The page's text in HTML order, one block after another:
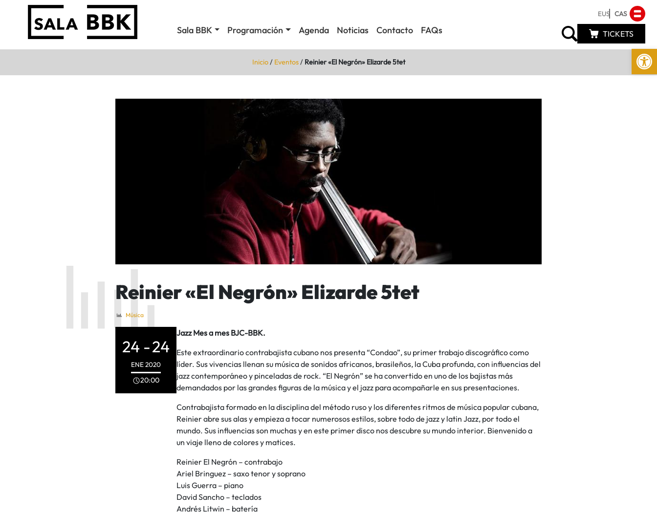
Abrir
Sala BBK Programación Agenda Noticias Contacto FAQs
EUS CAS
TICKETS
Inicio/ Eventos/ Reinier «El Negrón» Elizarde 5tet
Reinier «El Negrón» Elizarde 5tet
Música
24 -24
ENE2020
20:00
Jazz Mes a mes BJC-BBK.
Este extraordinario contrabajista cubano nos presenta “Condao”, su primer trabajo discográfico como
líder. Sus vivencias llenan su música de sonidos africanos, brasileños, la Cuba profunda, con influencias del
jazz contemporáneo y pinceladas de rock. “El Negrón” se ha convertido en uno de los bajistas más
demandados por las grandes figuras de la música y el jazz para acompañarle en sus presentaciones.
Contrabajista formado en la disciplina del método ruso y los diferentes ritmos de música popular cubana,
Reinier abre sus alas y empieza a tocar numerosos estilos, sobre todo de jazz y latin Jazz, por todo el
mundo. Sus influencias son muchas y en este primer disco nos descubre su mundo interior. Bienvenido a
un viaje lleno de colores y matices.
Reinier El Negrón – contrabajo
Ariel Bringuez – saxo tenor y soprano
Luis Guerra – piano
David Sancho – teclados
Andrés Litwin – batería